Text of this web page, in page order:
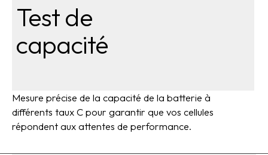
Test de
capacité
Mesure précise de la capacité de la batterie à
différents taux C pour garantir que vos cellules
répondent aux attentes de performance.